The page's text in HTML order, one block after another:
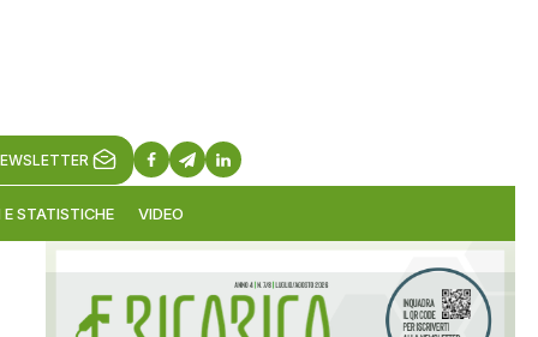
E STATISTICHE VIDEO